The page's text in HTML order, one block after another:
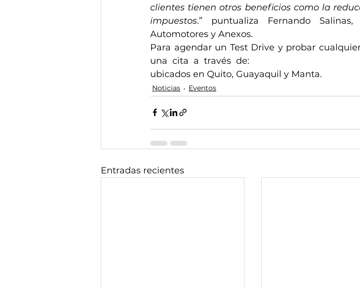
clientes tienen otros beneficios como la
impuestos.” puntualiza Fernando
Automotores y Anexos.
Para agendar un Test Drive y probar
una cita a través de:
ubicados en Quito, Guayaquil y Manta.
Noticias Eventos
Entradas recientes